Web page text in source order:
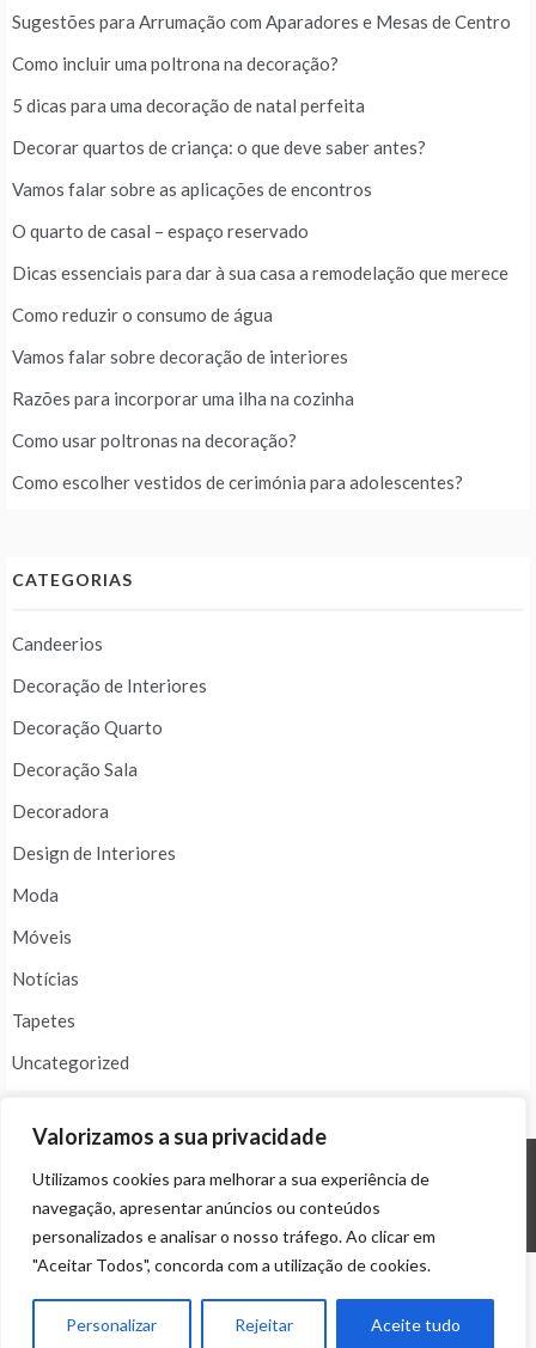
Valorizamos a sua privacidade
Utilizamos cookies para melhorar a sua experiência de
navegação, apresentar anúncios ou conteúdos
personalizados e analisar o nosso tráfego. Ao clicar em
"Aceitar Todos", concorda com a utilização de cookies.
Personalizar Rejeitar Aceite tudo
Sugestões para Arrumação com Aparadores e Mesas de Centro
Como incluir uma poltrona na decoração?
5 dicas para uma decoração de natal perfeita
Decorar quartos de criança: o que deve saber antes?
Vamos falar sobre as aplicações de encontros
O quarto de casal – espaço reservado
Dicas essenciais para dar à sua casa a remodelação que merece
Como reduzir o consumo de água
Vamos falar sobre decoração de interiores
Razões para incorporar uma ilha na cozinha
Como usar poltronas na decoração?
Como escolher vestidos de cerimónia para adolescentes?
CATEGORIAS
Candeerios
Decoração de Interiores
Decoração Quarto
Decoração Sala
Decoradora
Design de Interiores
Moda
Móveis
Notícias
Tapetes
Uncategorized